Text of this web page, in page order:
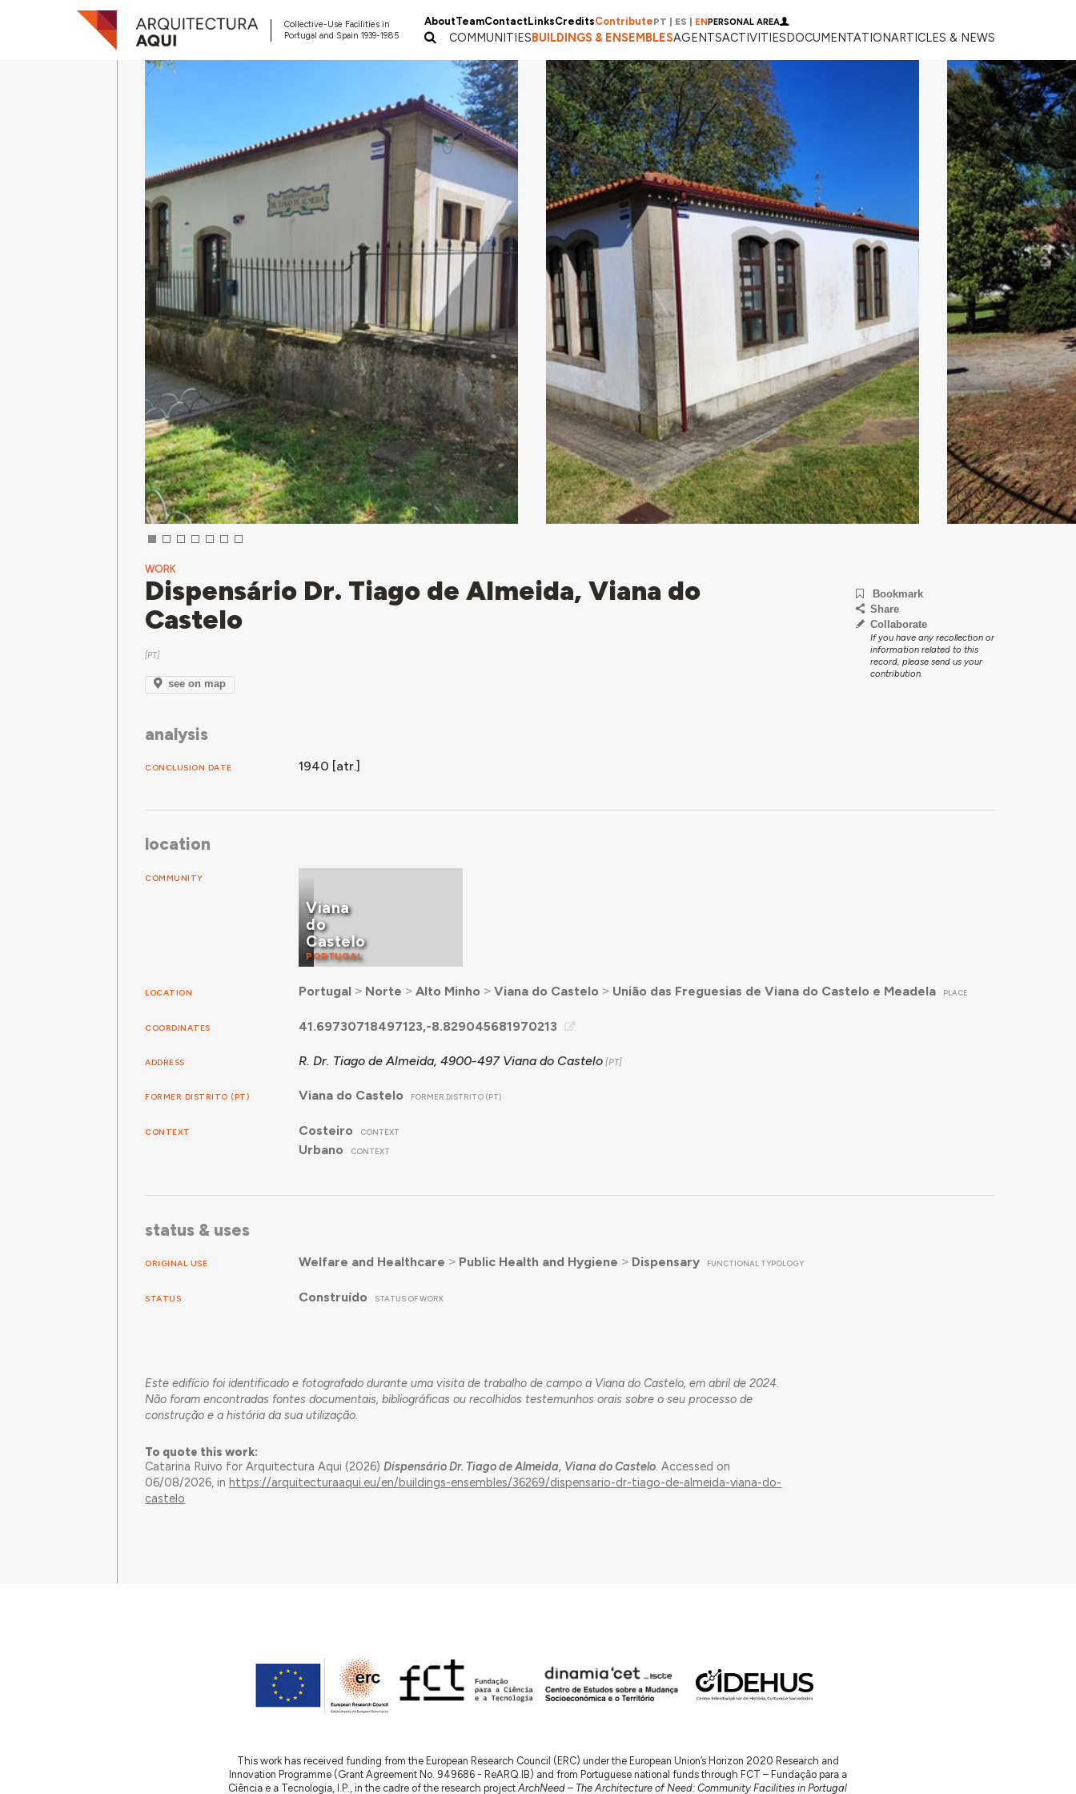
Collective-Use Facilities in
Portugal and Spain 1939-1985
AboutTeamContactLinksCreditsContributePT ES ENPERSONAL AREA
COMMUNITIESBUILDINGS & ENSEMBLESAGENTSACTIVITIESDOCUMENTATIONARTICLES & NEWS
WORK
Dispensário Dr. Tiago de Almeida, Viana do
Castelo
see on map
Bookmark
Share
Collaborate
If you have any recollection or
information related to this
record, please send us your
contribution.
analysis
CONCLUSION DATE 1940 [atr.]
location
COMMUNITY
Viana
do
Castelo
PORTUGAL
LOCATION Portugal ˃ Norte ˃ Alto Minho ˃ Viana do Castelo ˃ União das Freguesias de Viana do Castelo e Meadela PLACE
COORDINATES 41.69730718497123,-8.829045681970213
ADDRESS R. Dr. Tiago de Almeida, 4900-497 Viana do Castelo
FORMER DISTRITO (PT) Viana do Castelo FORMER DISTRITO (PT)
CONTEXT Costeiro CONTEXT
Urbano CONTEXT
status & uses
ORIGINAL USE Welfare and Healthcare ˃ Public Health and Hygiene ˃ Dispensary FUNCTIONAL TYPOLOGY
STATUS Construído STATUS OF WORK
Este edifício foi identificado e fotografado durante uma visita de trabalho de campo a Viana do Castelo, em abril de 2024.
Não foram encontradas fontes documentais, bibliográficas ou recolhidos testemunhos orais sobre o seu processo de
construção e a história da sua utilização.
To quote this work:
Catarina Ruivo for Arquitectura Aqui (2026)Dispensário Dr. Tiago de Almeida, Viana do Castelo. Accessed on
06/08/2026, inhttps://arquitecturaaqui.eu/en/buildings-ensembles/36269/dispensario-dr-tiago-de-almeida-viana-do-
castelo
This work has received funding from the European Research Council (ERC) under the European Union’s Horizon 2020 Research and
Innovation Programme (Grant Agreement No. 949686 - ReARQ.IB) and from Portuguese national funds through FCT – Fundação para a
Ciência e a Tecnologia, I.P., in the cadre of the research projectArchNeed – The Architecture of Need: Community Facilities in Portugal